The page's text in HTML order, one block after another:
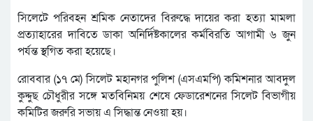
সিলেটে পরিবহন শ্রমিক নেতাদের বিরুদ্ধে দায়ের করা হত্যা মামলা
প্রত্যাহারের দাবিতে ডাকা অনির্দিষ্টকালের কর্মবিরতি আগামী ৬ জুন
পর্যন্ত স্থগিত করা হয়েছে।
রোববার (১৭ মে) সিলেট মহানগর পুলিশ (এসএমপি) কমিশনার আবদুল
কুদ্দুছ চৌধুরীর সঙ্গে মতবিনিময় শেষে ফেডারেশনের সিলেট বিভাগীয়
কমিটির জরুরি সভায় এ সিদ্ধান্ত নেওয়া হয়।